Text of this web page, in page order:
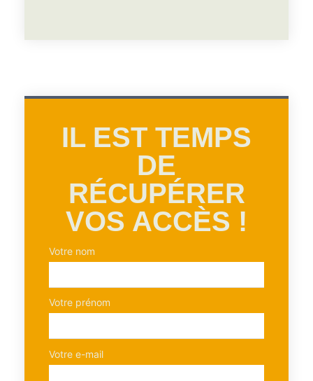
IL EST TEMPS
DE
RÉCUPÉRER
VOS ACCÈS !
Votre nom
Votre prénom
Votre e-mail